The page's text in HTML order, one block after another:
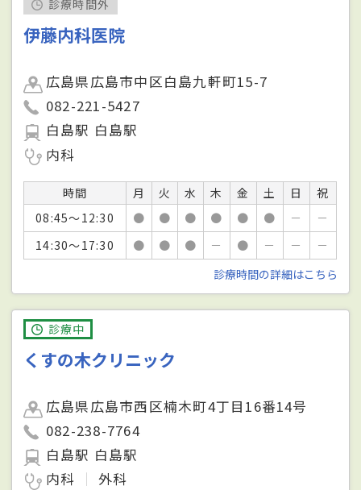
診療時間外
伊藤内科医院
広島県広島市中区白島九軒町15-7
082-221-5427
白島駅 白島駅
内科
時間 月 火 水 木 金 土 日
祝
08:45～12:30
● ● ● ● ● ● －
－
14:30～17:30
● ● ● － ● － －
－
診療時間の詳細はこちら
診療中
くすの木クリニック
広島県広島市西区楠木町4丁目16番14号
082-238-7764
白島駅 白島駅
内科
外科